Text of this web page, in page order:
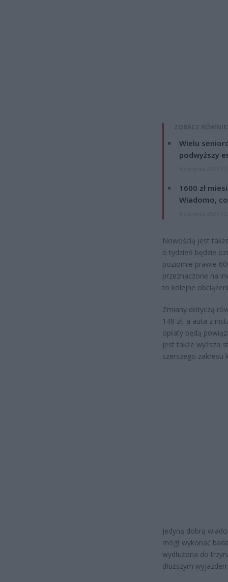
ZOBACZ
Wielu
podwyższy
1600 zł
Wiadomo,
Nowością jest
o tydzień będzie
poziomie prawie
przeznaczone na
to kolejne
Zmiany dotyczą
149 zł, a auta z
opłaty będą
jest także wyższa
szerszego zakresu
Jedyną dobrą
mógł wykonać
wydłużona do
dłuższym